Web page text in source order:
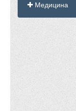
Медицина